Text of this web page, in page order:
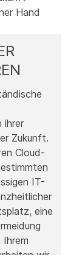
Hand
ihrer
Zukunft.
Cloud-
IT-
eine